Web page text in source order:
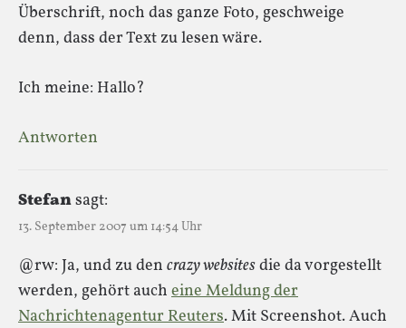
Überschrift, noch das ganze Foto, geschweige
denn, dass der Text zu lesen wäre.
Ich meine: Hallo?
Antworten
Stefansagt:
13. September 2007 um 14:54 Uhr
@rw: Ja, und zu den crazy websitesdie da vorgestellt
werden, gehört auch eine Meldung der
Nachrichtenagentur Reuters. Mit Screenshot. Auch